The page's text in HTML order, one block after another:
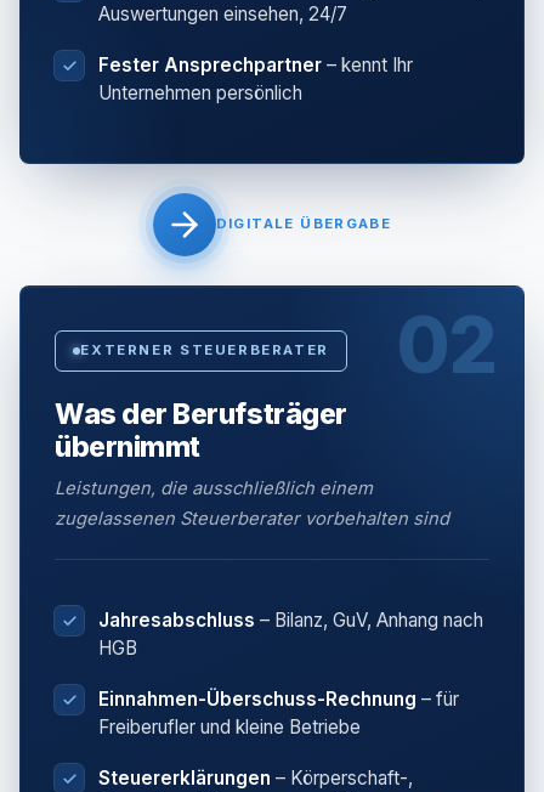
Auswertungen einsehen, 24/7
Fester Ansprechpartner – kennt Ihr
Unternehmen persönlich
DIGITALE ÜBERGABE
02
EXTERNER STEUERBERATER
Was der Berufsträger
übernimmt
Leistungen, die ausschließlich einem
zugelassenen Steuerberater vorbehalten sind
Jahresabschluss – Bilanz, GuV, Anhang nach
HGB
Einnahmen-Überschuss-Rechnung – für
Freiberufler und kleine Betriebe
Steuererklärungen – Körperschaft-,